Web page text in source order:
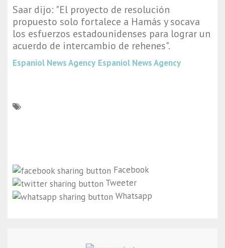
Saar dijo: "El proyecto de resolución
propuesto solo fortalece a Hamás y socava
los esfuerzos estadounidenses para lograr un
acuerdo de intercambio de rehenes".
Espaniol News Agency Espaniol News Agency
Facebook
Tweeter
Whatsapp